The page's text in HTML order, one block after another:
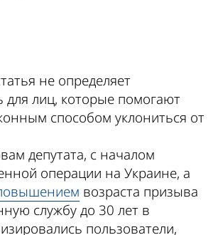
не определяет
для лиц, которые помогают
способом уклониться от
депутата, с началом
операции на Украине, а
возраста призыва
службу до 30 лет в
пользователи,